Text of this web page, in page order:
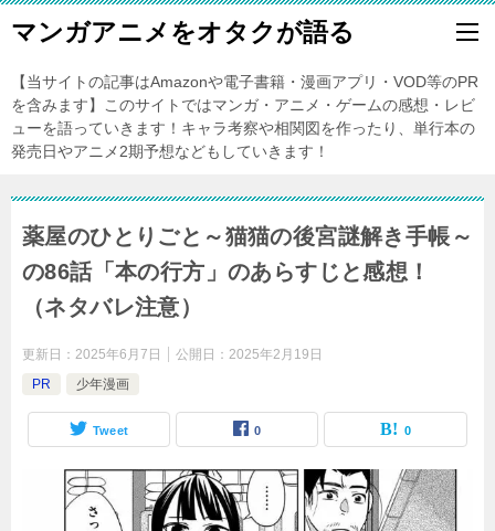
マンガアニメをオタクが語る
【当サイトの記事はAmazonや電子書籍・漫画アプリ・VOD等のPR
を含みます】このサイトではマンガ・アニメ・ゲームの感想・レビ
ューを語っていきます！キャラ考察や相関図を作ったり、単行本の
発売日やアニメ2期予想などもしていきます！
薬屋のひとりごと～猫猫の後宮謎解き手帳～
の86話「本の行方」のあらすじと感想！
（ネタバレ注意）
更新日： 2025年6月7日 公開日： 2025年2月19日
PR
少年漫画
Tweet 0 0